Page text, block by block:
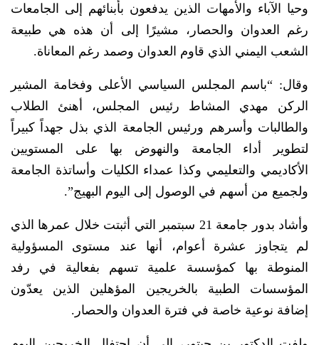
وحيا الآباء والأمهات الذين يدفعون بأبنائهم إلى الجامعات
رغم العدوان والحصار، مشيرًا إلى أن هذه هي طبيعة
الشعب اليمني الذي قاوم العدوان وصمد رغم المعاناة.
وقال: “باسم المجلس السياسي الأعلى وفخامة المشير
الركن مهدي المشاط رئيس المجلس، أهنئ الطلاب
والطالبات وأسرهم ورئيس الجامعة الذي بذل جهداً كبيراً
لتطوير أداء الجامعة والنهوض بها على المستويين
الأكاديمي والتعليمي وكذا عمداء الكليات وأساتذة الجامعة
ولجميع من أسهم في الوصول إلى اليوم البهيج”.
وأشاد بدور جامعة 21 سبتمبر التي أثبتت خلال عمرها الذي
لم يتجاوز عشرة أعوام، أنها عند مستوى المسؤولية
المنوطة بها كمؤسسة علمية تسهم بفعالية في رفد
المؤسسات الطبية بالخريجين المؤهلين الذين يعدّون
إضافة نوعية خاصة في فترة العدوان والحصار.